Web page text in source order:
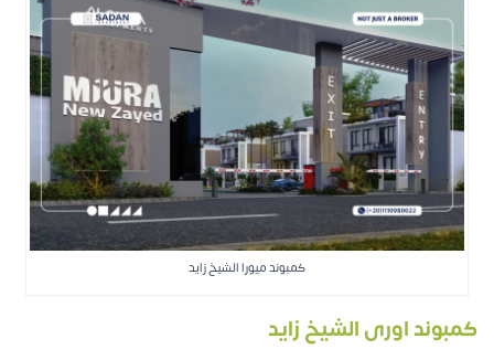
كمبوند ميورا الشيخ زايد
كمبوند اورى الشيخ زايد